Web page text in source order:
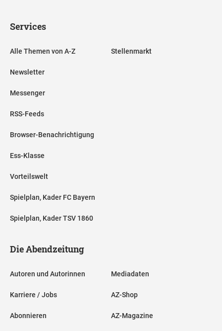
Services
Alle Themen von A-Z
Newsletter
Messenger
RSS-Feeds
Browser-Benachrichtigung
Ess-Klasse
Vorteilswelt
Spielplan, Kader FC Bayern
Spielplan, Kader TSV 1860
Stellenmarkt
Die Abendzeitung
Autoren und Autorinnen
Karriere / Jobs
Abonnieren
Mediadaten
AZ-Shop
AZ-Magazine